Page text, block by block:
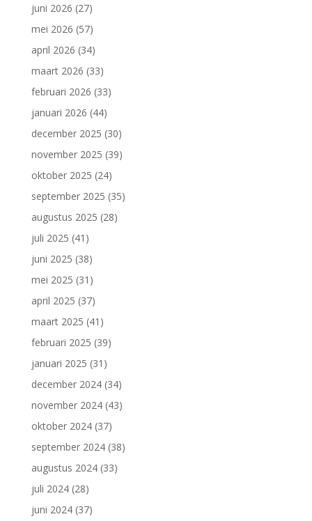
juni 2026 (27)
mei 2026 (57)
april 2026 (34)
maart 2026 (33)
februari 2026 (33)
januari 2026 (44)
december 2025 (30)
november 2025 (39)
oktober 2025 (24)
september 2025 (35)
augustus 2025 (28)
juli 2025 (41)
juni 2025 (38)
mei 2025 (31)
april 2025 (37)
maart 2025 (41)
februari 2025 (39)
januari 2025 (31)
december 2024(34)
november 2024(43)
oktober 2024(37)
september 2024(38)
augustus 2024(33)
juli 2024(28)
juni 2024(37)